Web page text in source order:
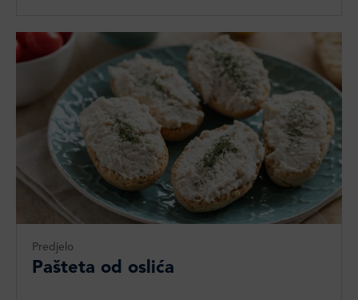
Predjelo
Pašteta od oslića